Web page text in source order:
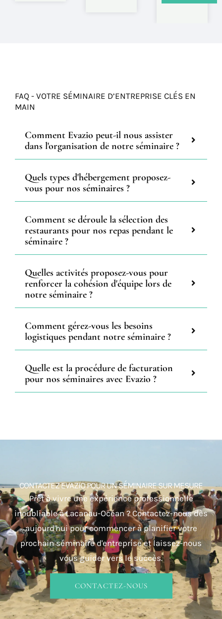
FAQ - VOTRE SÉMINAIRE D’ENTREPRISE CLÉS EN
MAIN
Comment Evazio peut-il nous assister
dans l'organisation de notre séminaire ?
Quels types d'hébergement proposez-
vous pour nos séminaires ?
Comment se déroule la sélection des
restaurants pour nos repas pendant le
séminaire ?
Quelles activités proposez-vous pour
renforcer la cohésion d'équipe lors de
notre séminaire ?
Comment gérez-vous les besoins
logistiques pendant notre séminaire ?
Quelle est la procédure de facturation
pour nos séminaires avec Evazio ?
CONTACTEZ EVAZIO POUR UN SÉMINAIRE SUR MESURE
Prêt à vivre une expérience professionnelle
inoubliable à Lacanau-Océan ? Contactez-nous dès
aujourd'hui pour commencer à planifier votre
prochain séminaire d'entreprise et laissez-nous
vous guider vers le succès.
CONTACTEZ-NOUS